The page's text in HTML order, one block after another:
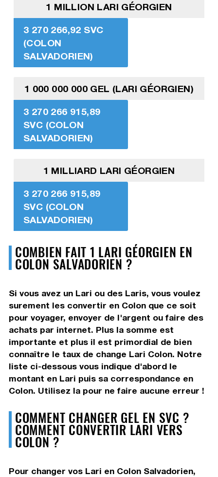
1 MILLION LARI GÉORGIEN
3 270 266,92 SVC
(COLON
SALVADORIEN)
1 000 000 000 GEL (LARI GÉORGIEN)
3 270 266 915,89
SVC (COLON
SALVADORIEN)
1 MILLIARD LARI GÉORGIEN
3 270 266 915,89
SVC (COLON
SALVADORIEN)
COMBIEN FAIT 1 LARI GÉORGIEN EN
COLON SALVADORIEN ?
Si vous avez un Lari ou des Laris, vous voulez
surement les convertir en Colon que ce soit
pour voyager, envoyer de l'argent ou faire des
achats par internet. Plus la somme est
importante et plus il est primordial de bien
connaître le taux de change Lari Colon. Notre
liste ci-dessous vous indique d'abord le
montant en Lari puis sa correspondance en
Colon. Utilisez la pour ne faire aucune erreur !
COMMENT CHANGER GEL EN SVC ?
COMMENT CONVERTIR LARI VERS
COLON ?
Pour changer vos Lari en Colon Salvadorien,